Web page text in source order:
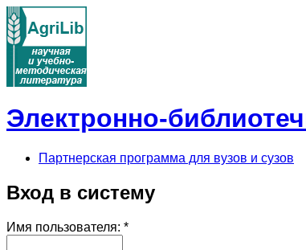
Электронно-
Партнерская программа для вузов и сузов
Вход в систему
Имя пользователя: *